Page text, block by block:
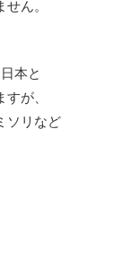
ん。
本と
が、
ソリなど